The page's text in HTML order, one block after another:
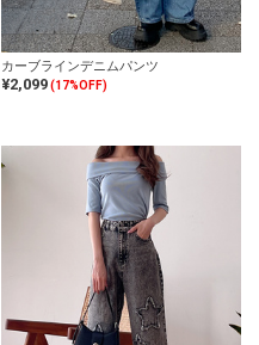
カーブラインデニムパンツ
¥2,099(17%OFF)